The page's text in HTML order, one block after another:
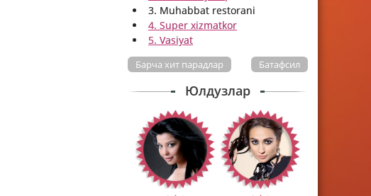
3. Muhabbat restorani
4. Super xizmatkor
5. Vasiyat
Батафсил
Барча хит парадлар
Юлдузлар